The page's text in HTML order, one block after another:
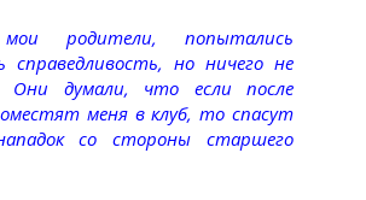
мои родители, попытались
справедливость, но ничего не
Они думали, что если после
меня в клуб, то спасут
со стороны старшего